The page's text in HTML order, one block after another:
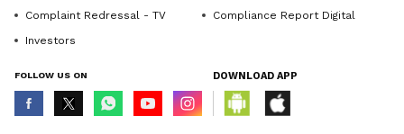
Complaint Redressal - TV
Compliance Report Digital
Investors
FOLLOW US ON DOWNLOAD APP